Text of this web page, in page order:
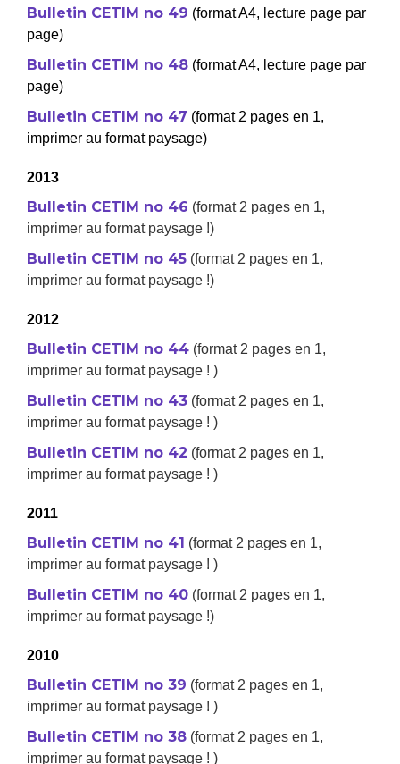
Bulletin CETIM no 49 (format A4, lecture page par
page)
Bulletin CETIM no 48 (format A4, lecture page par
page)
Bulletin CETIM no 47 (format 2 pages en 1,
imprimer au format paysage)
2013
Bulletin CETIM no 46 (format 2 pages en 1,
imprimer au format paysage !)
Bulletin CETIM no 45 (format 2 pages en 1,
imprimer au format paysage !)
2012
Bulletin CETIM no 44 (format 2 pages en 1,
imprimer au format paysage ! )
Bulletin CETIM no 43 (format 2 pages en 1,
imprimer au format paysage ! )
Bulletin CETIM no 42 (format 2 pages en 1,
imprimer au format paysage ! )
2011
Bulletin CETIM no 41 (format 2 pages en 1,
imprimer au format paysage ! )
Bulletin CETIM no 40 (format 2 pages en 1,
imprimer au format paysage !)
2010
Bulletin CETIM no 39 (format 2 pages en 1,
imprimer au format paysage ! )
Bulletin CETIM no 38 (format 2 pages en 1,
imprimer au format paysage ! )